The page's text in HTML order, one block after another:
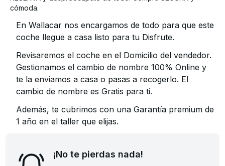
cómoda.
En Wallacar nos encargamos de todo para que este
coche llegue a casa listo para tu Disfrute.
Revisaremos el coche en el Domicilio del vendedor.
Gestionamos el cambio de nombre 100% Online y
te la enviamos a casa o pasas a recogerlo. El
cambio de nombre es Gratis para ti.
Además, te cubrimos con una Garantía premium de
1 año en el taller que elijas.
¡No te pierdas nada!